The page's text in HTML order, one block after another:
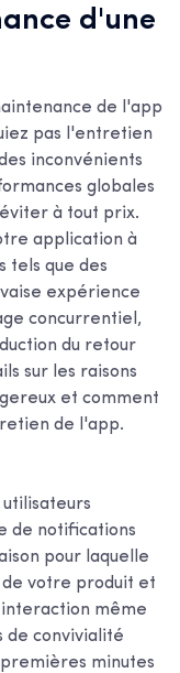
d'une
de l'app
pas l'entretien
inconvénients
globales
à tout prix.
application à
tels que des
expérience
concurrentiel,
du retour
sur les raisons
et comment
de l'app.
utilisateurs
de notifications
pour laquelle
votre produit et
même
de convivialité
minutes